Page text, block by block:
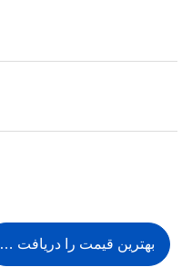
بهترین قیمت را دریافت کنید